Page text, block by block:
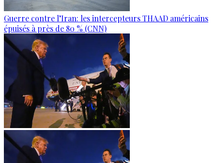
Guerre contre l’Iran: les intercepteurs THAAD américains
épuisés à près de 80 % (CNN)